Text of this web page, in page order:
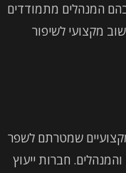
בהם המנהלים מתמודדים
מקצועי לשיפור
שמטרתם לשפר
חברות ייעוץ